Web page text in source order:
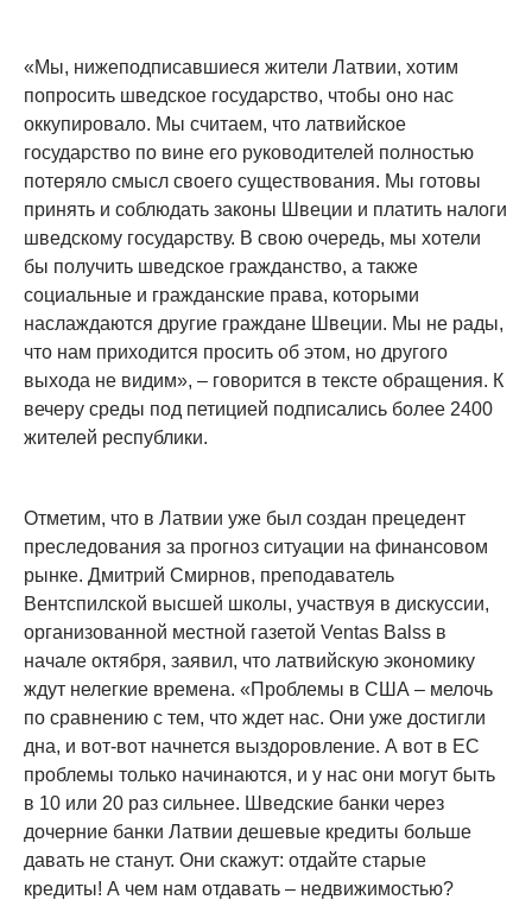
«Мы, нижеподписавшиеся жители Латвии, хотим
попросить шведское государство, чтобы оно нас
оккупировало. Мы считаем, что латвийское
государство по вине его руководителей полностью
потеряло смысл своего существования. Мы готовы
принять и соблюдать законы Швеции и платить налоги
шведскому государству. В свою очередь, мы хотели
бы получить шведское гражданство, а также
социальные и гражданские права, которыми
наслаждаются другие граждане Швеции. Мы не рады,
что нам приходится просить об этом, но другого
выхода не видим», – говорится в тексте обращения. К
вечеру среды под петицией подписались более 2400
жителей республики.
Отметим, что в Латвии уже был создан прецедент
преследования за прогноз ситуации на финансовом
рынке. Дмитрий Смирнов, преподаватель
Вентспилской высшей школы, участвуя в дискуссии,
организованной местной газетой Ventas Balss в
начале октября, заявил, что латвийскую экономику
ждут нелегкие времена. «Проблемы в США – мелочь
по сравнению с тем, что ждет нас. Они уже достигли
дна, и вот-вот начнется выздоровление. А вот в ЕС
проблемы только начинаются, и у нас они могут быть
в 10 или 20 раз сильнее. Шведские банки через
дочерние банки Латвии дешевые кредиты больше
давать не станут. Они скажут: отдайте старые
кредиты! А чем нам отдавать – недвижимостью?